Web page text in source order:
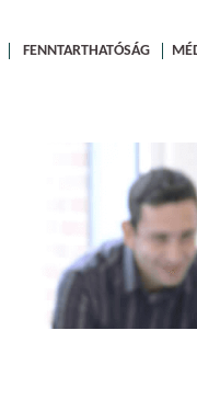
FENNTARTHATÓSÁG